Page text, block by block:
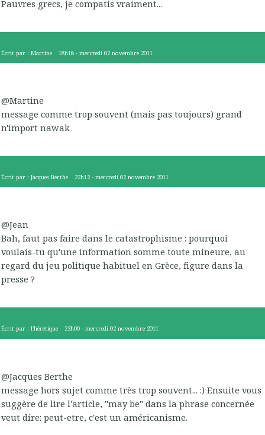
Pauvres grecs, je compatis vraiment...
Écrit par : Martine 18h18 -mercredi 02 novembre 2011
@Martine
message comme trop souvent (mais pas toujours) grand
n'import nawak
Écrit par : Jacques Berthe 22h12 -mercredi 02 novembre 2011
@Jean
Bah, faut pas faire dans le catastrophisme : pourquoi
voulais-tu qu'une information somme toute mineure, au
regard du jeu politique habituel en Grèce, figure dans la
presse ?
Écrit par : l'hérétique 23h00 -mercredi 02 novembre 2011
@Jacques Berthe
message hors sujet comme très trop souvent... :) Ensuite vous
suggère de lire l'article, "may be" dans la phrase concernée
veut dire: peut-etre, c'est un américanisme.